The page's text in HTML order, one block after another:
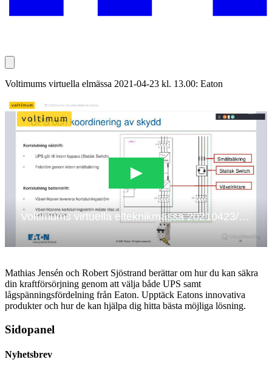
Voltimums virtuella elmässa 2021-04-23 kl. 13.00: Eaton
Mathias Jensén och Robert Sjöstrand berättar om hur du kan säkra
din kraftförsörjning genom att välja både UPS samt
lågspänningsfördelning från Eaton. Upptäck Eatons innovativa
produkter och hur de kan hjälpa dig hitta bästa möjliga lösning.
Sidopanel
Nyhetsbrev